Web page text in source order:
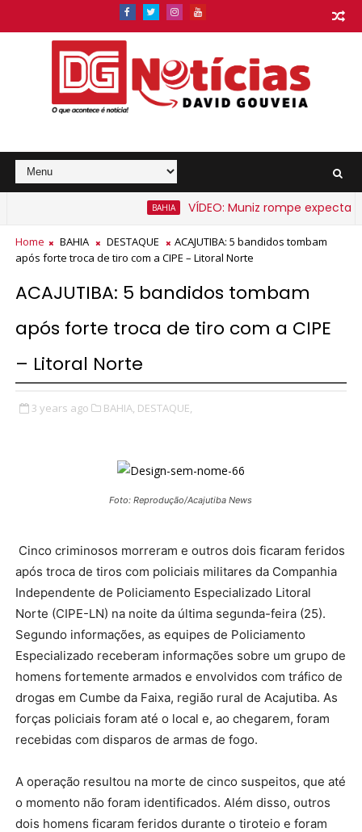
BAHIA
VÍDEO: Muniz rompe
na Bahia a partir de segunda-feira
Home BAHIA DESTAQUE
ACAJUTIBA: 5 bandidos tombam
após forte troca de tiro com a CIPE – Litoral Norte
ACAJUTIBA: 5 bandidos tombam
após forte troca de tiro com a CIPE
– Litoral Norte
3 years ago BAHIA, DESTAQUE,
Foto: Reprodução/Acajutiba News
Cinco criminosos morreram e outros dois ficaram feridos
após troca de tiros com policiais militares da Companhia
Independente de Policiamento Especializado Litoral
Norte (CIPE-LN) na noite da última segunda-feira (25).
Segundo informações, as equipes de Policiamento
Especializado receberam informações sobre um grupo de
homens fortemente armados e envolvidos com tráfico de
drogas em Cumbe da Faixa, região rural de Acajutiba. As
forças policiais foram até o local e, ao chegarem, foram
recebidas com disparos de armas de fogo.
A operação resultou na morte de cinco suspeitos, que até
o momento não foram identificados. Além disso, outros
dois homens ficaram feridos durante o tiroteio e foram